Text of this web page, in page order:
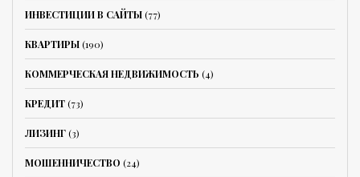
ИНВЕСТИЦИИ В САЙТЫ(77)
КВАРТИРЫ(190)
КОММЕРЧЕСКАЯ НЕДВИЖИМОСТЬ (4)
КРЕДИТ(73)
ЛИЗИНГ(3)
МОШЕННИЧЕСТВО (24)